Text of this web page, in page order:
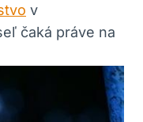
v
čaká práve na